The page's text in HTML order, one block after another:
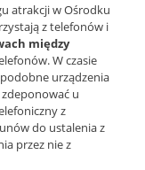
atrakcji w Ośrodku
z telefonów i
między
W czasie
urządzenia
u
z
do ustalenia z
przez nie z